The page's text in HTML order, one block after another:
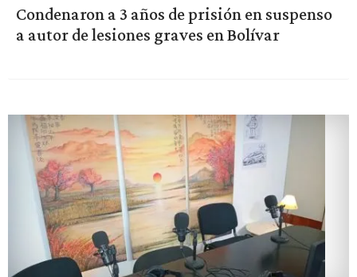
Condenaron a 3 años de prisión en suspenso
a autor de lesiones graves en Bolívar